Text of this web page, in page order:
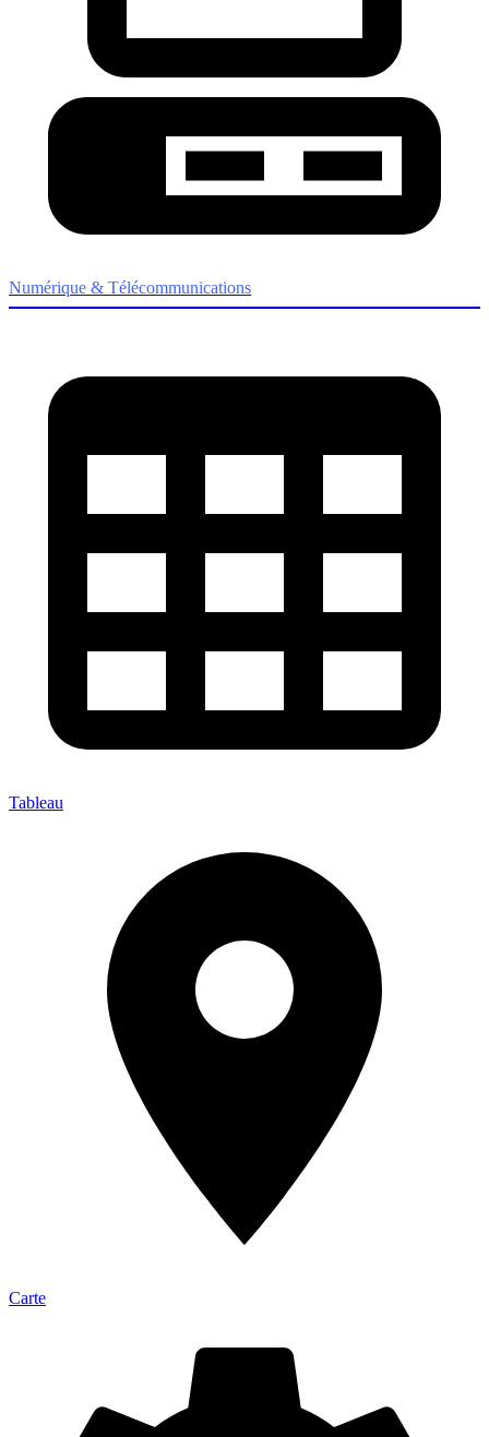
Numérique & Télécommunications
Tableau
Carte